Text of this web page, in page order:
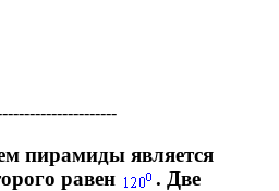
пирамиды является
равен
. Две